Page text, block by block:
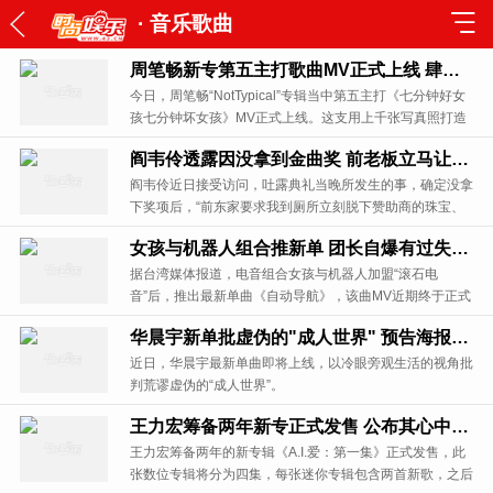
· 音乐歌曲
周笔畅新专第五主打歌曲MV正式上线 肆意搞怪卖萌
今日，周笔畅“NotTypical”专辑当中第五主打《七分钟好女
孩七分钟坏女孩》MV正式上线。这支用上千张写真照打造
面。
阎韦伶透露因没拿到金曲奖 前老板立马让其脱掉珠宝首饰
阎韦伶近日接受访问，吐露典礼当晚所发生的事，确定没拿
下奖项后，“前东家要求我到厕所立刻脱下赞助商的珠宝、
女孩与机器人组合推新单 团长自爆有过失恋醉酒经历
据台湾媒体报道，电音组合女孩与机器人加盟“滚石电
音”后，推出最新单曲《自动导航》，该曲MV近期终于正式
华晨宇新单批虚伪的"成人世界" 预告海报惊喜曝光
近日，华晨宇最新单曲即将上线，以冷眼旁观生活的视角批
判荒谬虚伪的“成人世界”。
王力宏筹备两年新专正式发售 公布其心中“完美情人”
王力宏筹备两年的新专辑《A.I.爱：第一集》正式发售，此
张数位专辑将分为四集，每张迷你专辑包含两首新歌，之后